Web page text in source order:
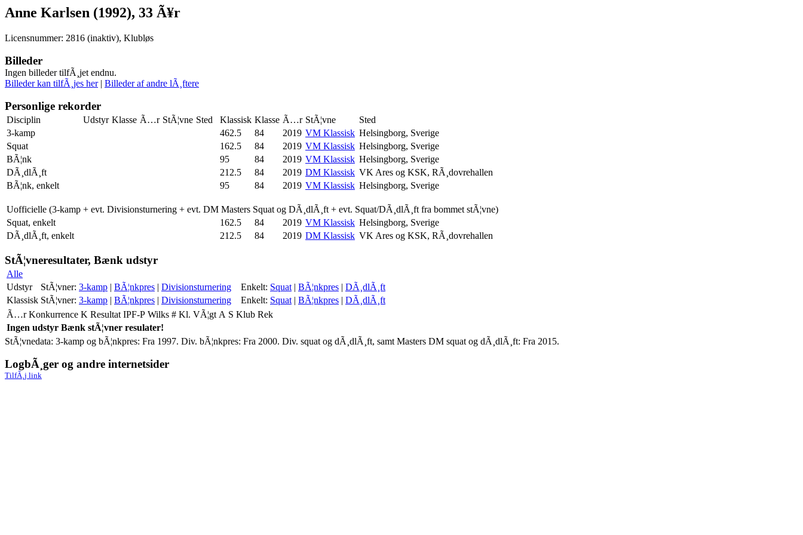
Anne Karlsen (1992), 33 Ã¥r
Licensnummer: 2816 (inaktiv), Klubløs
Billeder
Ingen billeder tilfÃ¸jet endnu.
Billeder kan tilfÃ¸jes her| Billeder af andre lÃ¸ftere
Personlige rekorder
Disciplin Udstyr Klasse Ã…r StÃ¦vne Sted Klassisk Klasse Ã…r StÃ¦vne
Sted
3-kamp
462.5 84 2019 VM Klassisk Helsingborg, Sverige
Squat
162.5 84 2019 VM Klassisk Helsingborg, Sverige
BÃ¦nk
95 84 2019 VM Klassisk Helsingborg, Sverige
DÃ¸dlÃ¸ft
212.5 84 2019 DM Klassisk VK Ares og KSK, RÃ¸dovrehallen
BÃ¦nk, enkelt
95 84 2019 VM Klassisk Helsingborg, Sverige
Uofficielle (3-kamp + evt. Divisionsturnering + evt. DM Masters Squat og DÃ¸dlÃ¸ft + evt. Squat/DÃ¸dlÃ¸ft fra bommet stÃ¦vne)
Squat, enkelt
162.5 84 2019 VM Klassisk Helsingborg, Sverige
DÃ¸dlÃ¸ft, enkelt
212.5 84 2019 DM Klassisk VK Ares og KSK, RÃ¸dovrehallen
StÃ¦vneresultater, Bænk udstyr
Alle
Udstyr
StÃ¦vner: 3-kamp | BÃ¦nkpres | Divisionsturnering Enkelt: Squat | BÃ¦nkpres | DÃ¸dlÃ¸ft
Klassisk StÃ¦vner: 3-kamp | BÃ¦nkpres | Divisionsturnering Enkelt: Squat | BÃ¦nkpres | DÃ¸dlÃ¸ft
Ã…r Konkurrence K Resultat IPF-P Wilks # Kl. VÃ¦gt A S Klub Rek
Ingen udstyr Bænk stÃ¦vner resulater!
StÃ¦vnedata: 3-kamp og bÃ¦nkpres: Fra 1997. Div. bÃ¦nkpres: Fra 2000. Div. squat og dÃ¸dlÃ¸ft, samt Masters DM squat og dÃ¸dlÃ¸ft: Fra 2015.
LogbÃ¸ger og andre internetsider
TilfÃ¸j link